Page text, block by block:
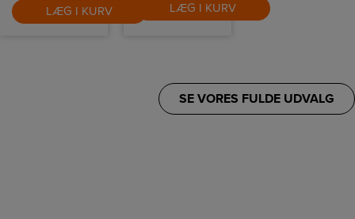
LÆG I KURV LÆG I KURV
SE VORES FULDE UDVALG